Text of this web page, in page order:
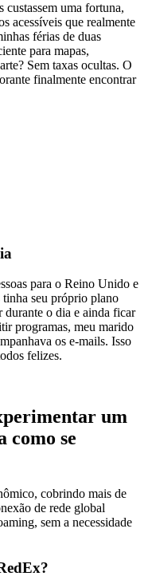
custassem uma fortuna,
acessíveis que realmente
férias de duas
para mapas,
Sem taxas ocultas. O
finalmente encontrar
para o Reino Unido e
seu próprio plano
durante o dia e ainda ficar
programas, meu marido
os e-mails. Isso
felizes.
um
como se
cobrindo mais de
de rede global
sem a necessidade